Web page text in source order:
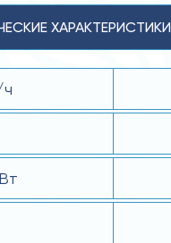
ХАРАКТЕРИСТИКИ